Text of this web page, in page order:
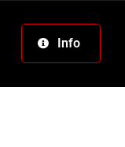
Info